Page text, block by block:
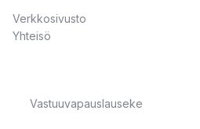
Verkkosivusto
Yhteisö
Vastuuvapauslauseke